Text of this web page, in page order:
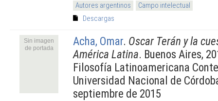
Autores argentinos
Campo intelectual
Descargas
Sin imagen
de portada
Acha, Omar. Oscar Terán y la
América Latina. Buenos Aires,
Filosofía Latinoamericana
Universidad Nacional de
septiembre de 2015